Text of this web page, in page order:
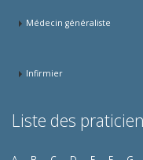
Médecin généraliste
Infirmier
Liste des